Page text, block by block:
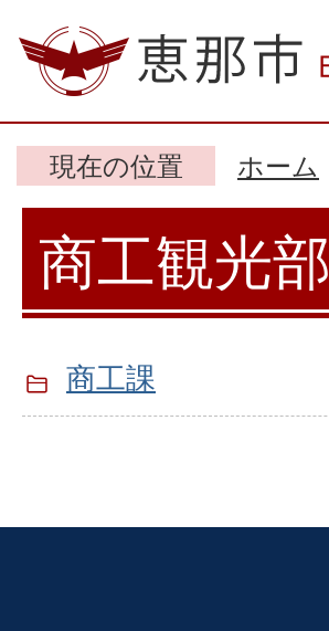
現在の位置 ホーム
商工観光部
商工課